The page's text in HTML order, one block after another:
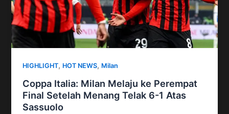
HIGHLIGHT, HOT NEWS, Milan
Coppa Italia: Milan Melaju ke Perempat
Final Setelah Menang Telak 6-1 Atas
Sassuolo